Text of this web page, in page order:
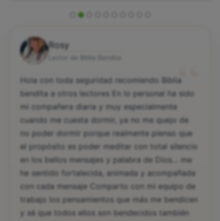
Rosy
“
Hola con toda seguridad recomiendo Biblia
bendita a otros lectores En lo personal ha sido
mi compañera diaria y muy especialmente
cuando me cuesta dormir, ya no me quejo de
no poder dormir porque realmente pienso que
el propósito es poder meditar con total silencio
en los bellos mensajes y palabra de Dios… me
he sentido fortalecida, animada y acompañada
con cada mensaje Comparto con mi equipo de
trabajo los pensamientos que más me bendicen
y sé que todos ellos son bendecidos también